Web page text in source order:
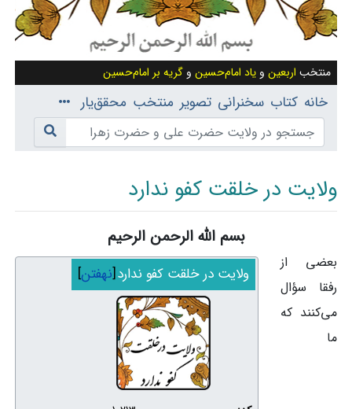
منتخب اربعین و یاد امام‌حسین و گریه بر امام‌حسین
خانه کتاب سخنرانی تصویر منتخب محقق‌یار
ولایت در خلقت کفو ندارد
جستجو
بسم الله الرحمن الرحیم
نهفتن ولایت در خلقت کفو ندارد
بعضی از
رفقا سؤال
می‌کنند که
ما